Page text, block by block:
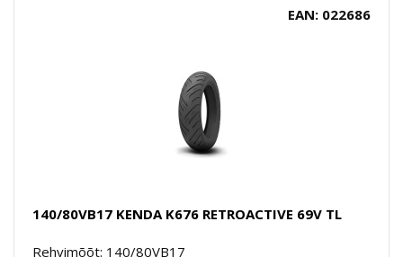
EAN: 022686
140/80VB17 KENDA K676 RETROACTIVE 69V TL
Rehvimõõt: 140/80VB17